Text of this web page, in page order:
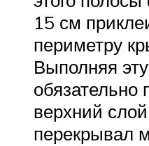
15 см
периметру
Выполняя
обязательно
верхний
перекрывал